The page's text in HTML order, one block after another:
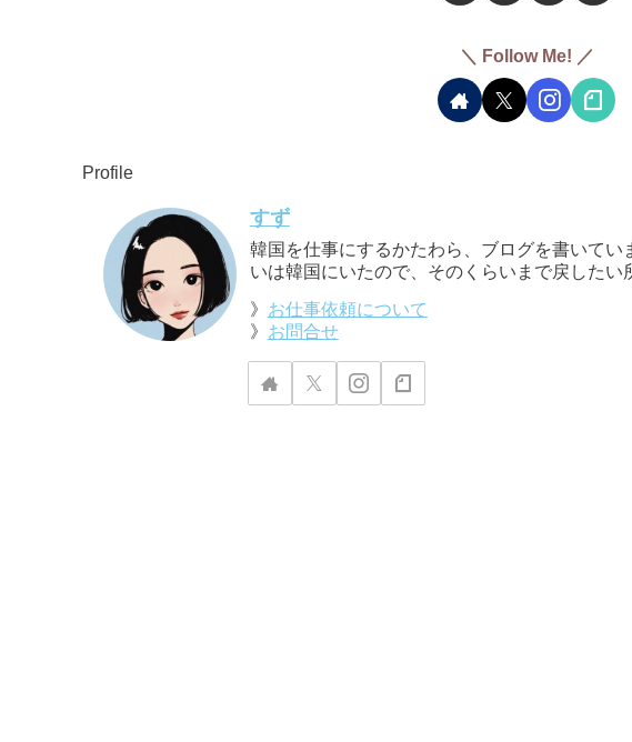
＼ Follow Me! ／
Profile
すず
韓国を仕事にするかたわら、ブログを書いて
いは韓国にいたので、そのくらいまで戻したい
》 お仕事依頼について
》 お問合せ